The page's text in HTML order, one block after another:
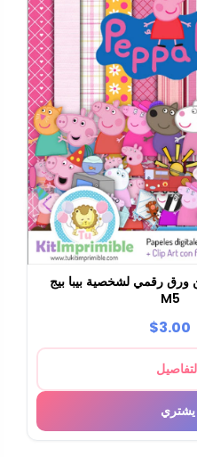
رقمي لشخصية بيبا بيج -
M5
$3.00
يشتري